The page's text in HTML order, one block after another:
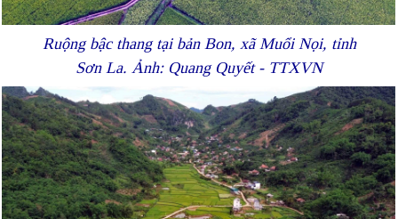
Ruộng bậc thang tại bản Bon, xã Muổi Nọi, tỉnh
Sơn La. Ảnh: Quang Quyết - TTXVN